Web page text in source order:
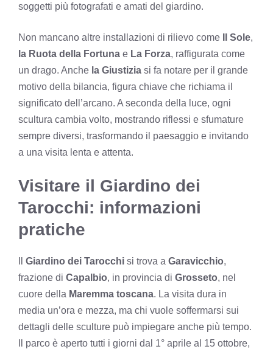
soggetti più fotografati e amati del giardino.
Non mancano altre installazioni di rilievo come Il Sole,
la Ruota della Fortuna e La Forza, raffigurata come
un drago. Anche la Giustizia si fa notare per il grande
motivo della bilancia, figura chiave che richiama il
significato dell’arcano. A seconda della luce, ogni
scultura cambia volto, mostrando riflessi e sfumature
sempre diversi, trasformando il paesaggio e invitando
a una visita lenta e attenta.
Visitare il Giardino dei
Tarocchi: informazioni
pratiche
Giardino dei Tarocchi si trova a Garavicchio,
frazione di Capalbio, in provincia di Grosseto, nel
cuore della Maremma toscana. La visita dura in
media un’ora e mezza, ma chi vuole soffermarsi sui
dettagli delle sculture può impiegare anche più tempo.
Il parco è aperto tutti i giorni dal 1° aprile al 15 ottobre,